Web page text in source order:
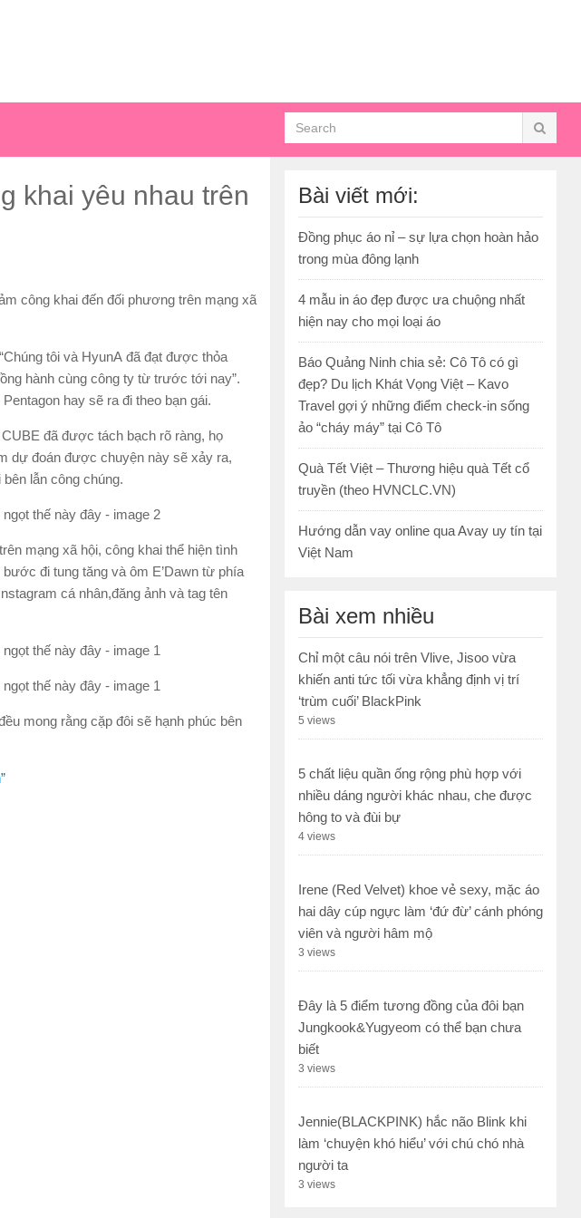
khai yêu nhau trên
công khai đến đối phương trên mạng xã
tôi và HyunA đã đạt được thỏa
hành cùng công ty từ trước tới nay”.
hay sẽ ra đi theo bạn gái.
đã được tách bạch rõ ràng, họ
dự đoán được chuyện này sẽ xảy ra,
lẫn công chúng.
mạng xã hội, công khai thể hiện tình
đi tung tăng và ôm E’Dawn từ phía
cá nhân,đăng ảnh và tag tên
mong rằng cặp đôi sẽ hạnh phúc bên
Bài viết mới:
Đồng phục áo nỉ – sự lựa chọn hoàn hảo
trong mùa đông lạnh
4 mẫu in áo đẹp được ưa chuộng nhất
hiện nay cho mọi loại áo
Báo Quảng Ninh chia sẻ: Cô Tô có gì
đẹp? Du lịch Khát Vọng Việt – Kavo
Travel gợi ý những điểm check-in sống
ảo “cháy máy” tại Cô Tô
Quà Tết Việt – Thương hiệu quà Tết cổ
truyền (theo HVNCLC.VN)
Hướng dẫn vay online qua Avay uy tín tại
Việt Nam
Bài xem nhiều
Chỉ một câu nói trên Vlive, Jisoo vừa
khiến anti tức tối vừa khẳng định vị trí
‘trùm cuối’ BlackPink
5 views
5 chất liệu quần ống rộng phù hợp với
nhiều dáng người khác nhau, che được
hông to và đùi bự
4 views
Irene (Red Velvet) khoe vẻ sexy, mặc áo
hai dây cúp ngực làm ‘đứ đừ’ cánh phóng
viên và người hâm mộ
3 views
Đây là 5 điểm tương đồng của đôi bạn
Jungkook&Yugyeom có thể bạn chưa
biết
3 views
Jennie(BLACKPINK) hắc não Blink khi
làm ‘chuyện khó hiểu’ với chú chó nhà
người ta
3 views